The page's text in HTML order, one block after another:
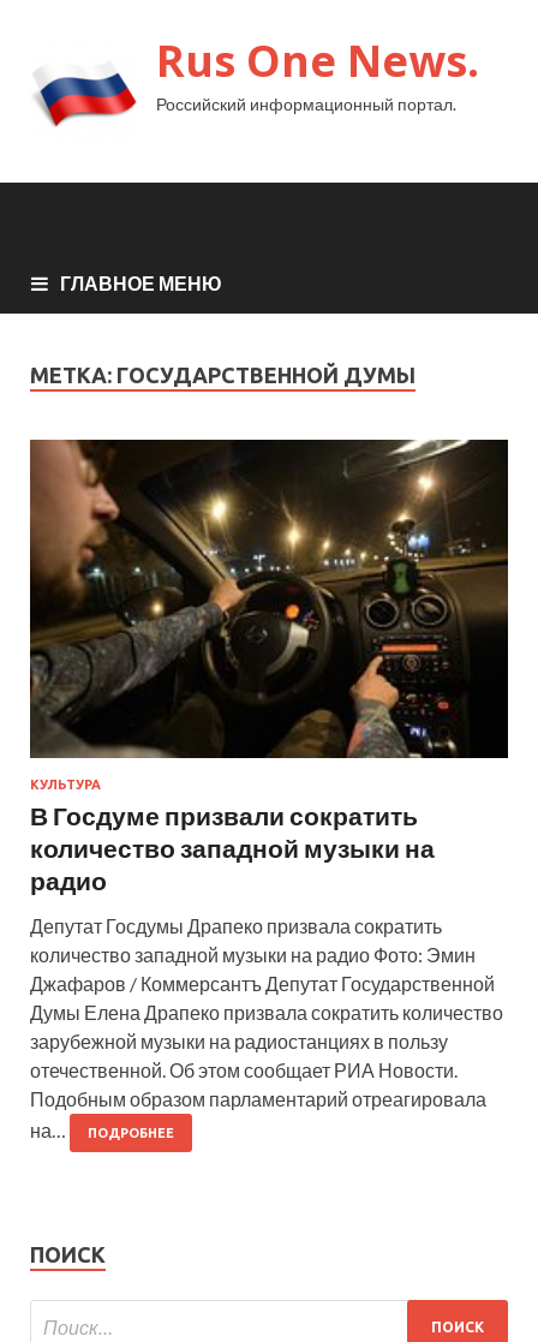
Rus One News.
Российский информационный портал.
ГЛАВНОЕ МЕНЮ
МЕТКА: ГОСУДАРСТВЕННОЙ ДУМЫ
КУЛЬТУРА
В Госдуме призвали сократить
количество западной музыки на
радио
Депутат Госдумы Драпеко призвала сократить
количество западной музыки на радио Фото: Эмин
Джафаров / Коммерсантъ Депутат Государственной
Думы Елена Драпеко призвала сократить количество
зарубежной музыки на радиостанциях в пользу
отечественной. Об этом сообщает РИА Новости.
Подобным образом парламентарий отреагировала
на…
ПОДРОБНЕЕ
ПОИСК